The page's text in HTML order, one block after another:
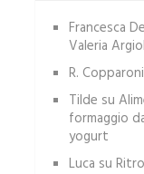
Francesca
Valeria
R. Copparoni
Tilde su
formaggio
yogurt
Luca su